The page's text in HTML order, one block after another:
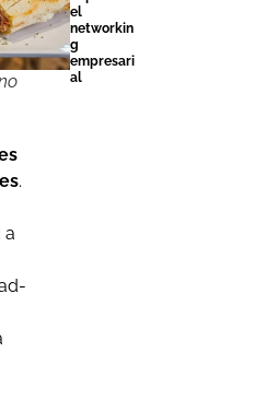
.
a
el
networkin
g
empresari
al